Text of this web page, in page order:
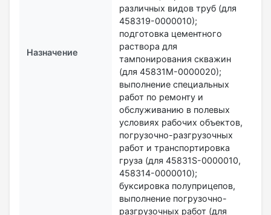
Назначение
различных видов труб (для
458319-0000010);
подготовка цементного
раствора для
тампонирования скважин
(для 45831М-0000020);
выполнение специальных
работ по ремонту и
обслуживанию в полевых
условиях рабочих объектов,
погрузочно-разгрузочных
работ и транспортировка
груза (для 45831S-0000010,
458314-0000010);
буксировка полуприцепов,
выполнение погрузочно-
разгрузочных работ (для